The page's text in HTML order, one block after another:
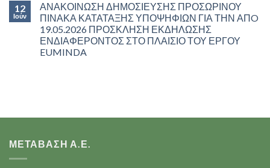
12
Ιούν
ΑΝΑΚΟΙΝΩΣΗ ΔΗΜΟΣΙΕΥΣΗΣ ΠΡΟΣΩΡΙΝΟΥ
ΠΙΝΑΚΑ ΚΑΤΑΤΑΞΗΣ ΥΠΟΨΗΦΙΩΝ ΓΙΑ ΤΗΝ ΑΠO
19.05.2026 ΠΡΟΣΚΛΗΣΗ ΕΚΔΗΛΩΣΗΣ
ΕΝΔΙΑΦΕΡΟΝΤΟΣ ΣΤΟ ΠΛΑΙΣΙΟ ΤΟΥ ΕΡΓΟΥ
EUMINDA
ΜΕΤΑΒΑΣΗ Α.Ε.